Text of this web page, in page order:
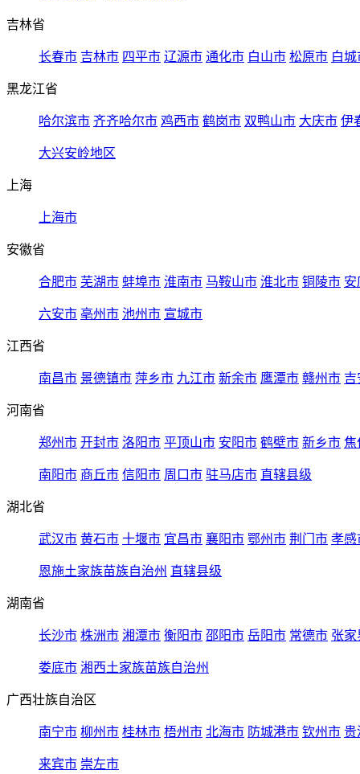
吉林省
长春市 吉林市 四平市 辽源市 通化市 白山市 松原市 白城
黑龙江省
哈尔滨市 齐齐哈尔市 鸡西市 鹤岗市 双鸭山市 大庆市 伊
大兴安岭地区
上海
上海市
安徽省
合肥市 芜湖市 蚌埠市 淮南市 马鞍山市 淮北市 铜陵市 安
六安市 亳州市 池州市 宣城市
江西省
南昌市 景德镇市 萍乡市 九江市 新余市 鹰潭市 赣州市 吉
河南省
郑州市 开封市 洛阳市 平顶山市 安阳市 鹤壁市 新乡市 焦
南阳市 商丘市 信阳市 周口市 驻马店市 直辖县级
湖北省
武汉市 黄石市 十堰市 宜昌市 襄阳市 鄂州市 荆门市 孝感
恩施土家族苗族自治州 直辖县级
湖南省
长沙市 株洲市 湘潭市 衡阳市 邵阳市 岳阳市 常德市 张家
娄底市 湘西土家族苗族自治州
广西壮族自治区
南宁市 柳州市 桂林市 梧州市 北海市 防城港市 钦州市 贵
来宾市 崇左市